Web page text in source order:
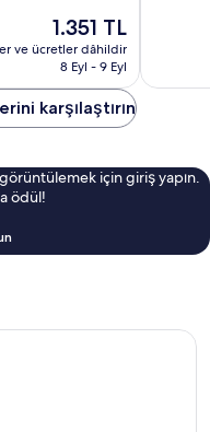
Güncel
fiyat:
1.351 TL
1.351 TL
ve ücretler dâhildir
8 Eyl - 9 Eyl
karşılaştırın
için giriş yapın.
ödül!